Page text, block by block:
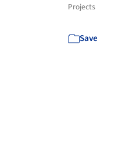
Projects
Save